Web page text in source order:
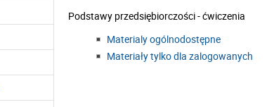
Podstawy przedsiębiorczości - ćwiczenia
Materialy ogólnodostępne
Materiały tylko dla zalogowanych